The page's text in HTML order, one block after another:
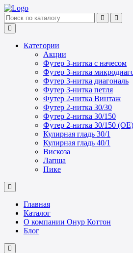
Категории
Акции
Футер 3-нитка с начесом
Футер 3-нитка
Футер 3-нитка диагональ
Футер 3-нитка петля
Футер 2-нитка Винтаж
Футер 2-нитка 30/30
Футер 2-нитка 30/150
Футер 2-нитка 30/150 (ОЕ)
Кулирная гладь 30/1
Кулирная гладь 40/1
Вискоза
Лапша
Пике
Главная
Каталог
О компании Онур Коттон
Блог